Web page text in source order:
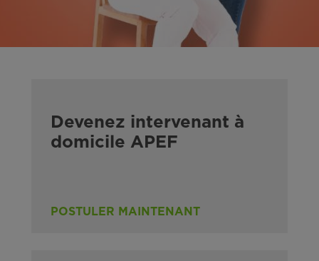
Devenez intervenant à
domicile APEF
POSTULER MAINTENANT